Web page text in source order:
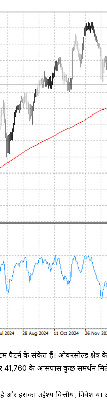
पैटर्न के संकेत हैं। ओवरसोल्ड
के आसपास कुछ समर्थन
और इसका उद्देश्य वित्तीय, निवेश